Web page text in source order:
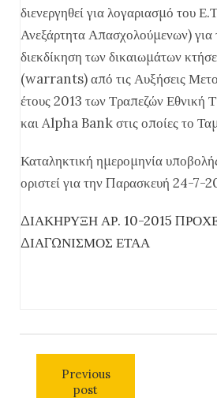
διενεργηθεί για λογαριασμό του
Ανεξάρτητα Απασχολούμενων) για
διεκδίκηση των δικαιωμάτων
(warrants) από τις Αυξήσεις
έτους 2013 των Τραπεζών Εθνική
και Alpha Bank στις οποίες το
Καταληκτική ημερομηνία
οριστεί για την Παρασκευή 24-7-
ΔΙΑΚΗΡΥΞΗ ΑΡ. 10-2015
ΔΙΑΓΩΝΙΣΜΟΣ ΕΤΑΑ
Previous
post